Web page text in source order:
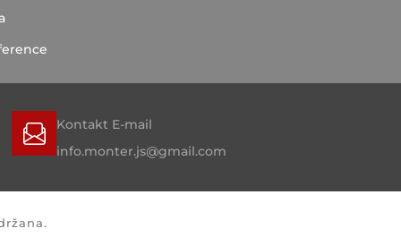
Kontakt E-mail
info.monter.js@gmail.com